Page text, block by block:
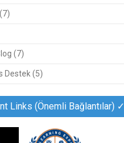
(7)
(7)
Destek (5)
Links (Önemli Bağlantılar) ✓